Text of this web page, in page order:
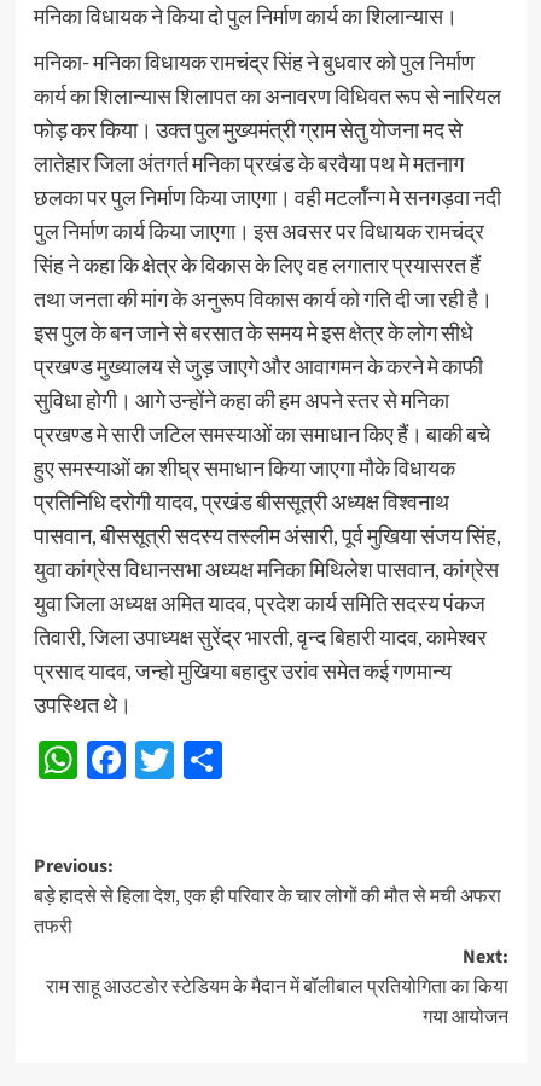
मनिका विधायक ने किया दो पुल निर्माण कार्य का शिलान्यास।
मनिका- मनिका विधायक रामचंद्र सिंह ने बुधवार को पुल निर्माण
कार्य का शिलान्यास शिलापत का अनावरण विधिवत रूप से नारियल
फोड़ कर किया। उक्त पुल मुख्यमंत्री ग्राम सेतु योजना मद से
लातेहार जिला अंतगर्त मनिका प्रखंड के बरवैया पथ मे मतनाग
छलका पर पुल निर्माण किया जाएगा। वही मटर्लॉन्ग मे सनगड़वा नदी
पुल निर्माण कार्य किया जाएगा। इस अवसर पर विधायक रामचंद्र
सिंह ने कहा कि क्षेत्र के विकास के लिए वह लगातार प्रयासरत हैं
तथा जनता की मांग के अनुरूप विकास कार्य को गति दी जा रही है।
इस पुल के बन जाने से बरसात के समय मे इस क्षेत्र के लोग सीधे
प्रखण्ड मुख्यालय से जुड़ जाएगे और आवागमन के करने मे काफी
सुविधा होगी। आगे उन्होंने कहा की हम अपने स्तर से मनिका
प्रखण्ड मे सारी जटिल समस्याओं का समाधान किए हैं। बाकी बचे
हुए समस्याओं का शीघ्र समाधान किया जाएगा मौके विधायक
प्रतिनिधि दरोगी यादव, प्रखंड बीससूत्री अध्यक्ष विश्वनाथ
पासवान, बीससूत्री सदस्य तस्लीम अंसारी, पूर्व मुखिया संजय सिंह,
युवा कांग्रेस विधानसभा अध्यक्ष मनिका मिथिलेश पासवान, कांग्रेस
युवा जिला अध्यक्ष अमित यादव, प्रदेश कार्य समिति सदस्य पंकज
तिवारी, जिला उपाध्यक्ष सुरेंद्र भारती, वृन्द बिहारी यादव, कामेश्वर
प्रसाद यादव, जन्हो मुखिया बहादुर उरांव समेत कई गणमान्य
उपस्थित थे।
WhatsApp
Facebook
Twitter
Share
Post
navigation
Previous:
बड़े हादसे से हिला देश, एक ही परिवार के चार लोगों की मौत से मची अफरा
तफरी
Next:
राम साहू आउटडोर स्टेडियम के मैदान में बॉलीबाल प्रतियोगिता का किया
गया आयोजन